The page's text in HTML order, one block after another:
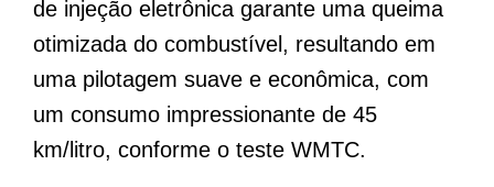
de injeção eletrônica garante uma queima
otimizada do combustível, resultando em
uma pilotagem suave e econômica, com
um consumo impressionante de 45
km/litro, conforme o teste WMTC.